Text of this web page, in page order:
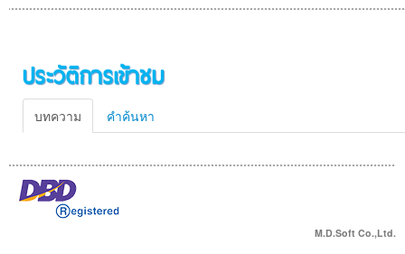
ประวัติการเข้าชม
บทความ คำค้นหา
M.D.Soft Co.,Ltd.